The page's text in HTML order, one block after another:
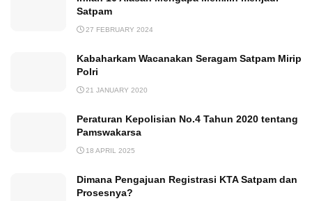
Satpam
27 FEBRUARY 2024
Kabaharkam Wacanakan Seragam Satpam Mirip
Polri
21 JANUARY 2020
Peraturan Kepolisian No.4 Tahun 2020 tentang
Pamswakarsa
18 APRIL 2025
Dimana Pengajuan Registrasi KTA Satpam dan
Prosesnya?